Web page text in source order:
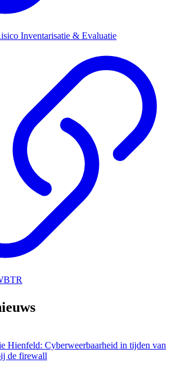
Inventarisatie & Evaluatie
Hienfeld: Cyberweerbaarheid in tijden van
de firewall